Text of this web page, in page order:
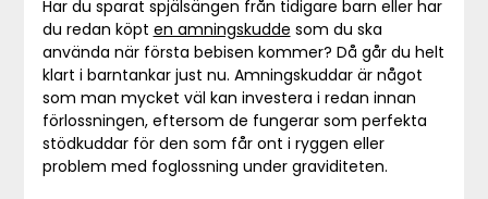
Har du sparat spjälsängen från tidigare barn eller har
du redan köpt en amningskudde som du ska
använda när första bebisen kommer? Då går du helt
klart i barntankar just nu. Amningskuddar är något
som man mycket väl kan investera i redan innan
förlossningen, eftersom de fungerar som perfekta
stödkuddar för den som får ont i ryggen eller
problem med foglossning under graviditeten.